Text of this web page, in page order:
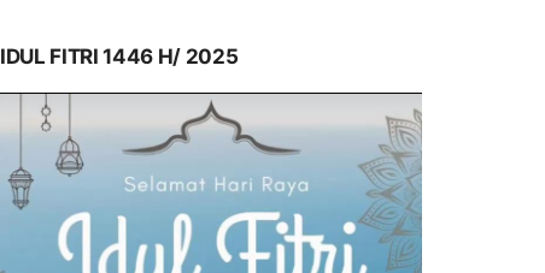
IDUL FITRI 1446 H/ 2025